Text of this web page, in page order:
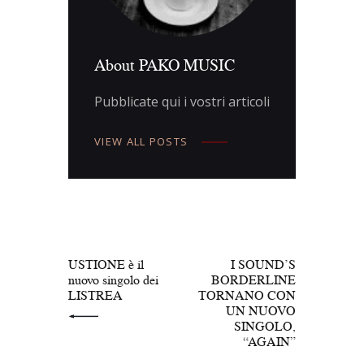
About PAKO MUSIC
Pubblicate qui i vostri articoli
VIEW ALL POSTS
USTIONE è il
nuovo singolo dei
LISTREA
I SOUND’S
BORDERLINE
TORNANO CON
UN NUOVO
SINGOLO,
“AGAIN”